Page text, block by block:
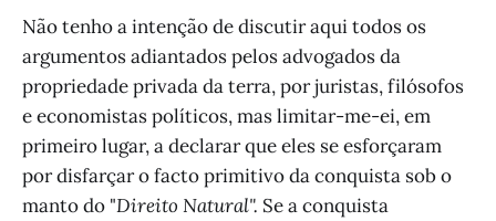
Não tenho a intenção de discutir aqui todos os
argumentos adiantados pelos advogados da
propriedade privada da terra, por juristas, filósofos
e economistas políticos, mas limitar-me-ei, em
primeiro lugar, a declarar que eles se esforçaram
por disfarçar o facto primitivo da conquista sob o
manto do "Direito Natural". Se a conquista